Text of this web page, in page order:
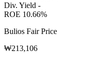
Div. Yield -
ROE 10.66%
Bulios Fair Price
₩213,106